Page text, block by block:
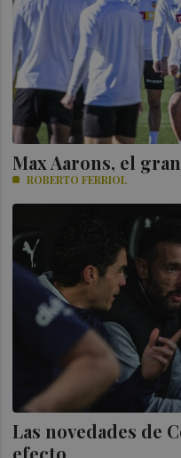
Max Aarons, el
ROBERTO FERRIOL
Las novedades de
efecto